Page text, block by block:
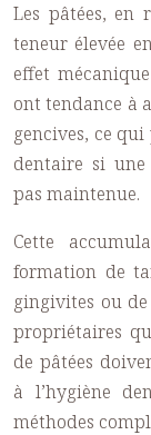
Les pâtées,
teneur élevée
effet
ont tendance à
gencives, ce
dentaire si une
pas maintenue.
Cette
formation de
gingivites ou
propriétaires
de pâtées
à l’hygiène
méthodes